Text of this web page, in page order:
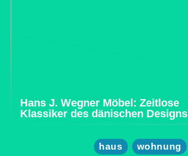
Hans J. Wegner Möbel: Zeitlose
Klassiker des dänischen Designs
haus wohnung